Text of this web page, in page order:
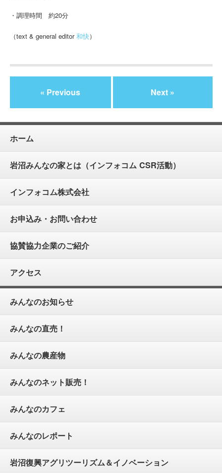
・調理時間 約20分
（text & general editor和快）
« Previous Next »
ホーム
岩沼みんなの家とは（インフォコム CSR活動）
インフォコム株式会社
お申込み・お問い合わせ
協賛協力企業のご紹介
アクセス
みんなのお知らせ
みんなの直売！
みんなの農産物
みんなのネット販売！
みんなのカフェ
みんなのレポート
岩沼復興アグリツーリズム＆イノベーション